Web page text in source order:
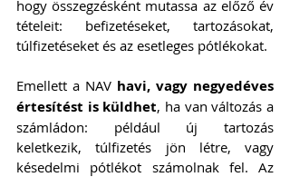
hogy összegzésként mutassa az előző év
tételeit: befizetéseket, tartozásokat,
túlfizetéseket és az esetleges pótlékokat.
Emellett a NAV havi, vagy negyedéves
értesítést is küldhet, ha van változás a
számládon: például új tartozás
keletkezik, túlfizetés jön létre, vagy
késedelmi pótlékot számolnak fel. Az